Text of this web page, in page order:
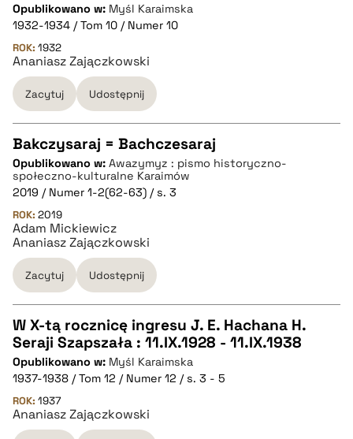
CZYSTY TEKST
pobierz cytat
BIBTEX
pobierz cytat
Opublikowano w: Myśl Karaimska
1932-1934 / Tom 10 / Numer 10
ROK: 1932
Ananiasz Zajączkowski
Zacytuj Udostępnij
CZYSTY TEKST
pobierz cytat
BIBTEX
Bakczysaraj = Bachczesaraj
Opublikowano w: Awazymyz : pismo historyczno-
społeczno-kulturalne Karaimów
2019 / Numer 1-2(62-63) / s. 3
ROK: 2019
Adam Mickiewicz
Ananiasz Zajączkowski
Zacytuj Udostępnij
CZYSTY TEKST
pobierz cytat
W X-tą rocznicę ingresu J. E. Hachana H.
Seraji Szapszała : 11.IX.1928 - 11.IX.1938
Opublikowano w: Myśl Karaimska
1937-1938 / Tom 12 / Numer 12 / s. 3 - 5
ROK: 1937
Ananiasz Zajączkowski